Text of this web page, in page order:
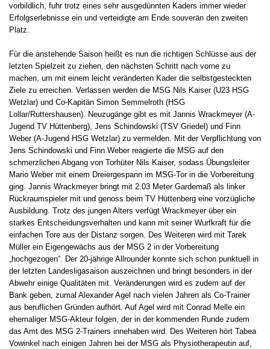
vorbildlich, fuhr trotz eines sehr ausgedünnten Kaders immer wieder
Erfolgserlebnisse ein und verteidigte am Ende souverän den zweiten
Platz.
Für die anstehende Saison heißt es nun die richtigen Schlüsse aus der
letzten Spielzeit zu ziehen, den nächsten Schritt nach vorne zu
machen, um mit einem leicht veränderten Kader die selbstgesteckten
Ziele zu erreichen. Verlassen werden die MSG Nils Kaiser (U23 HSG
Wetzlar) und Co-Kapitän Simon Semmelroth (HSG
Lollar/Ruttershausen). Neuzugänge gibt es mit Jannis Wrackmeyer (A-
Jugend TV Hüttenberg), Jens Schindowski (TSV Griedel) und Finn
Weber (A-Jugend HSG Wetzlar) zu vermelden. Mit der Verpflichtung von
Jens Schindowski und Finn Weber reagierte die MSG auf den
schmerzlichen Abgang von Torhüter Nils Kaiser, sodass Übungsleiter
Mario Weber mit einem Dreiergespann im MSG-Tor in die Vorbereitung
ging. Jannis Wrackmeyer bringt mit 2.03 Meter Gardemaß als linker
Rückraumspieler mit und genoss beim TV Hüttenberg eine vorzügliche
Ausbildung. Trotz des jungen Alters verfügt Wrackmeyer über ein
starkes Entscheidungsverhalten und kann mit seiner Wurfkraft für die
einfachen Tore aus der Distanz sorgen. Des Weiteren wird mit Tarek
Müller ein Eigengewächs aus der MSG 2 in der Vorbereitung
„hochgezogen“. Der 20-jährige Allrounder konnte sich schon punktuell in
der letzten Landesligasaison auszeichnen und bringt besonders in der
Abwehr einige Qualitäten mit. Veränderungen wird es zudem auf der
Bank geben, zumal Alexander Agel nach vielen Jahren als Co-Trainer
aus beruflichen Gründen aufhört. Auf Agel wird mit Conrad Melle ein
ehemaliger MSG-Akteur folgen, der in der kommenden Runde zudem
das Amt des MSG 2-Trainers innehaben wird. Des Weiteren hört Tabea
Vowinkel nach einigen Jahren bei der MSG als Physiotherapeutin auf,